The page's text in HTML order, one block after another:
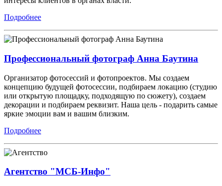
Подробнее
Профессиональный фотограф Анна Баутина
Организатор фотосессий и фотопроектов. Мы создаем
концепцию будущей фотосессии, подбираем локацию (студию
или открытую площадку, подходящую по сюжету), создаем
декорации и подбираем реквизит. Наша цель - подарить самые
яркие эмоции вам и вашим близким.
Подробнее
Агентство "МСБ-Инфо"